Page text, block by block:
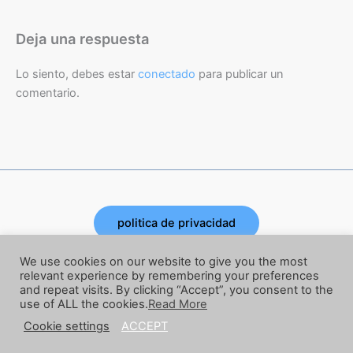
Deja una respuesta
Lo siento, debes estar conectado para publicar un
comentario.
politica de privacidad
Copyright © 2026 | Powered by Joe Corbata
términos y condiciones
We use cookies on our website to give you the most
relevant experience by remembering your preferences
and repeat visits. By clicking “Accept”, you consent to the
use of ALL the cookies.Read More
Cookie settings
ACCEPT